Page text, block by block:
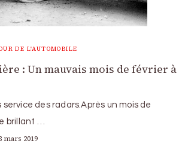
DE L'AUTOMOBILE
: Un mauvais mois de février à
service des radars.Après un mois de
brillant …
mars 2019